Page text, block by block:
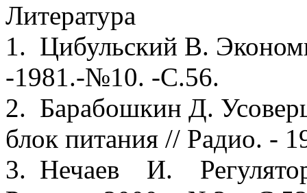
Литература
1. Цибульский В.
-1981.-№10. -С.56.
2. Барабошкин Д.
блок питания // Радио. -
3. Нечаев И.